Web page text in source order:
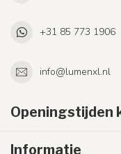
+31 85 773 1906
info@lumenxl.nl
Openingstijden
Informatie